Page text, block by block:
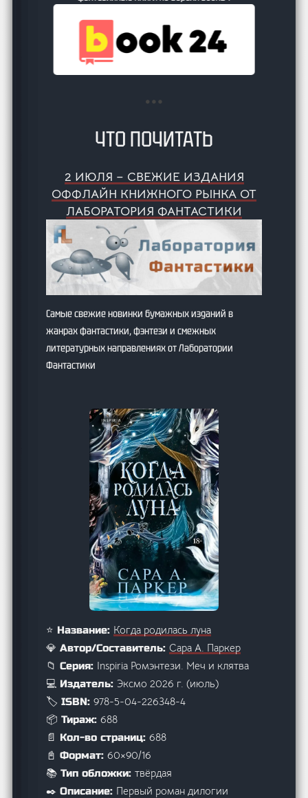
ЧТО ПОЧИТАТЬ
2 ИЮЛЯ – СВЕЖИЕ ИЗДАНИЯ
ОФФЛАЙН КНИЖНОГО РЫНКА ОТ
ЛАБОРАТОРИЯ ФАНТАСТИКИ
Самые свежие новинки бумажных изданий в
жанрах фантастики, фэнтези и смежных
литературных направлениях от Лаборатории
Фантастики
⭐ Название: Когда родилась луна
💎 Автор/Составитель:Сара А. Паркер
📁 Серия: Inspiria Ромэнтези. Меч и клятва
💻 Издатель: Эксмо 2026 г. (июль)
🏷️ ISBN:978-5-04-226348-4
📦 Тираж:688
📄 Кол-во страниц:688
📓 Формат:60×90/16
📚 Тип обложки:твёрдая
✒️ Описание: Первый роман дилогии